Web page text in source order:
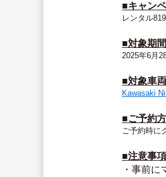
■キャン
レンタル
■対象期間
2025年6月
■対象車両
Kawasaki
■ご予約
ご予約時に
■注意事項
・事前に